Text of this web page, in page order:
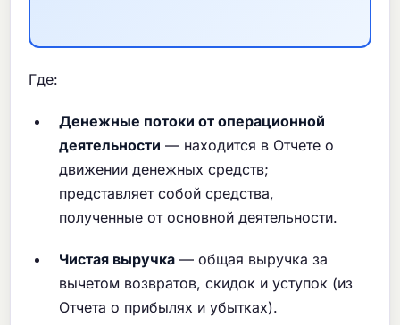
Где:
Денежные потоки от операционной
деятельности — находится в Отчете о
движении денежных средств;
представляет собой средства,
полученные от основной деятельности.
Чистая выручка — общая выручка за
вычетом возвратов, скидок и уступок (из
Отчета о прибылях и убытках).